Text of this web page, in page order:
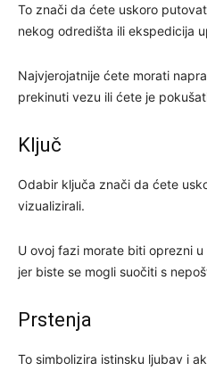
To znači da ćete uskoro
nekog odredišta ili ekspedicija
Najvjerojatnije ćete morati
prekinuti vezu ili ćete je
Ključ
Odabir ključa znači da ćete
vizualizirali.
U ovoj fazi morate biti oprezni
jer biste se mogli suočiti s
Prstenja
To simbolizira istinsku ljubav i